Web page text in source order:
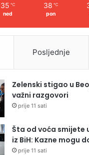
35 ℃
ned
38 ℃
pon
Posljednje
Zelenski stigao u
važni razgovori
prije 11 sati
Šta od voća smijete
iz BiH: Kazne mogu
prije 11 sati